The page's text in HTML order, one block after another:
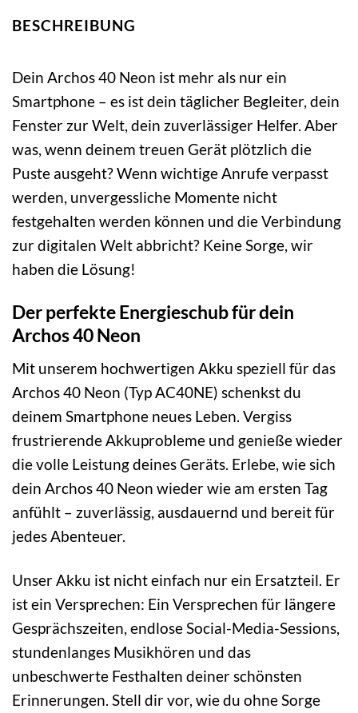
BESCHREIBUNG
Dein Archos 40 Neon ist mehr als nur ein
Smartphone – es ist dein täglicher Begleiter, dein
Fenster zur Welt, dein zuverlässiger Helfer. Aber
was, wenn deinem treuen Gerät plötzlich die
Puste ausgeht? Wenn wichtige Anrufe verpasst
werden, unvergessliche Momente nicht
festgehalten werden können und die Verbindung
zur digitalen Welt abbricht? Keine Sorge, wir
haben die Lösung!
Der perfekte Energieschub für dein
Archos 40 Neon
Mit unserem hochwertigen Akku speziell für das
Archos 40 Neon (Typ AC40NE) schenkst du
deinem Smartphone neues Leben. Vergiss
frustrierende Akkuprobleme und genieße wieder
die volle Leistung deines Geräts. Erlebe, wie sich
dein Archos 40 Neon wieder wie am ersten Tag
anfühlt – zuverlässig, ausdauernd und bereit für
jedes Abenteuer.
Unser Akku ist nicht einfach nur ein Ersatzteil. Er
ist ein Versprechen: Ein Versprechen für längere
Gesprächszeiten, endlose Social-Media-Sessions,
stundenlanges Musikhören und das
unbeschwerte Festhalten deiner schönsten
Erinnerungen. Stell dir vor, wie du ohne Sorge